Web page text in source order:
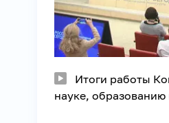
Итоги работы
науке, образованию